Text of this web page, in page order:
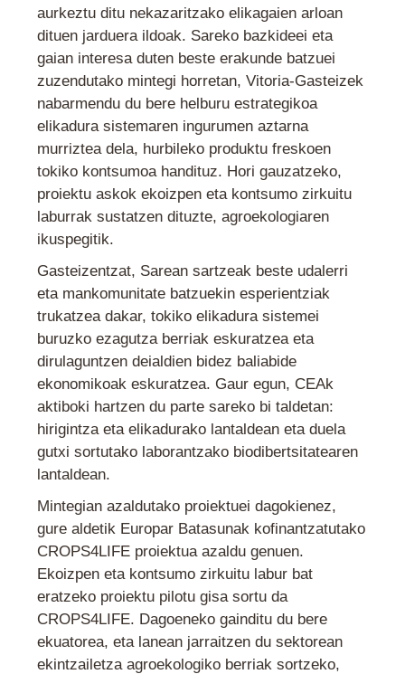
aurkeztu ditu nekazaritzako elikagaien arloan
dituen jarduera ildoak. Sareko bazkideei eta
gaian interesa duten beste erakunde batzuei
zuzendutako mintegi horretan, Vitoria-Gasteizek
nabarmendu du bere helburu estrategikoa
elikadura sistemaren ingurumen aztarna
murriztea dela, hurbileko produktu freskoen
tokiko kontsumoa handituz. Hori gauzatzeko,
proiektu askok ekoizpen eta kontsumo zirkuitu
laburrak sustatzen dituzte, agroekologiaren
ikuspegitik.
Gasteizentzat, Sarean sartzeak beste udalerri
eta mankomunitate batzuekin esperientziak
trukatzea dakar, tokiko elikadura sistemei
buruzko ezagutza berriak eskuratzea eta
dirulaguntzen deialdien bidez baliabide
ekonomikoak eskuratzea. Gaur egun, CEAk
aktiboki hartzen du parte sareko bi taldetan:
hirigintza eta elikadurako lantaldean eta duela
gutxi sortutako laborantzako biodibertsitatearen
lantaldean.
Mintegian azaldutako proiektuei dagokienez,
gure aldetik Europar Batasunak kofinantzatutako
CROPS4LIFE proiektua azaldu genuen.
Ekoizpen eta kontsumo zirkuitu labur bat
eratzeko proiektu pilotu gisa sortu da
CROPS4LIFE. Dagoeneko gainditu du bere
ekuatorea, eta lanean jarraitzen du sektorean
ekintzailetza agroekologiko berriak sortzeko,